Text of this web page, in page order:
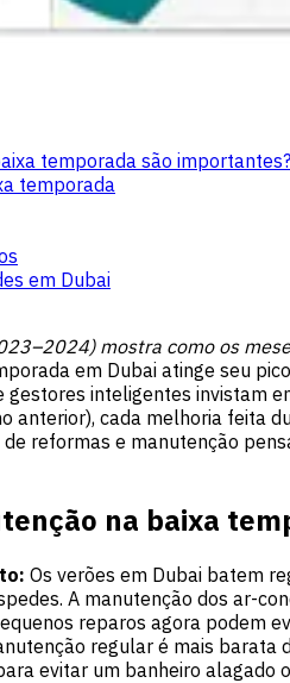
temporada são importantes?
temporada
em Dubai
mostra como os
em Dubai atinge seu
inteligentes invistam
anterior), cada melhoria feita
reformas e manutenção
na baixa
Os verões em Dubai batem
A manutenção dos ar-
reparos agora podem
regular é mais barata
evitar um banheiro alagado